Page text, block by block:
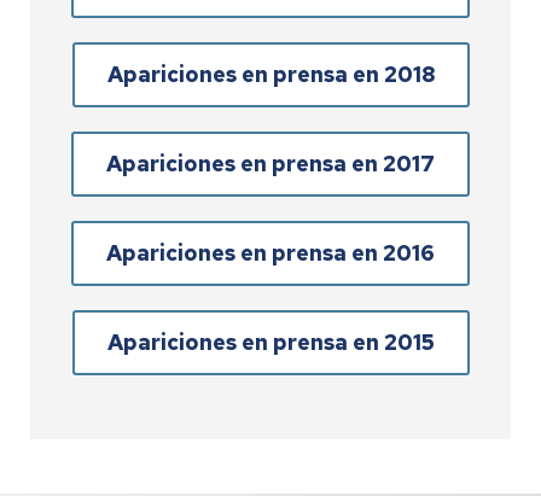
Apariciones en prensa en 2018
Apariciones en prensa en 2017
Apariciones en prensa en 2016
Apariciones en prensa en 2015